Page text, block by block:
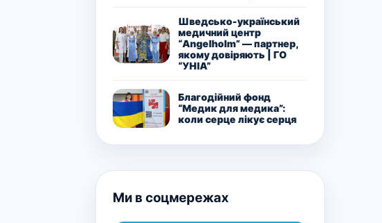
Шведсько-український
медичний центр
“Angelholm” — партнер,
якому довіряють | ГО
“УНІА”
Благодійний фонд
“Медик для медика”:
коли серце лікує серця
Ми в соцмережах